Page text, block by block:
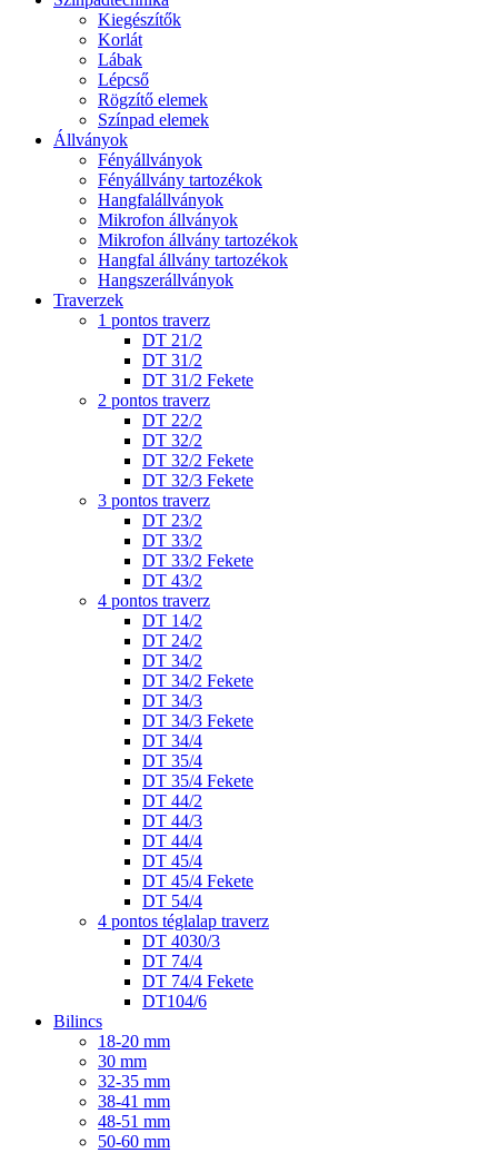
Kiegészítők
Korlát
Lábak
Lépcső
Rögzítő elemek
Színpad elemek
Állványok
Fényállványok
Fényállvány tartozékok
Hangfalállványok
Mikrofon állványok
Mikrofon állvány tartozékok
Hangfal állvány tartozékok
Hangszerállványok
Traverzek
1 pontos traverz
DT 21/2
DT 31/2
DT 31/2 Fekete
2 pontos traverz
DT 22/2
DT 32/2
DT 32/2 Fekete
DT 32/3 Fekete
3 pontos traverz
DT 23/2
DT 33/2
DT 33/2 Fekete
DT 43/2
4 pontos traverz
DT 14/2
DT 24/2
DT 34/2
DT 34/2 Fekete
DT 34/3
DT 34/3 Fekete
DT 34/4
DT 35/4
DT 35/4 Fekete
DT 44/2
DT 44/3
DT 44/4
DT 45/4
DT 45/4 Fekete
DT 54/4
4 pontos téglalap traverz
DT 4030/3
DT 74/4
DT 74/4 Fekete
DT104/6
Bilincs
18-20 mm
30 mm
32-35 mm
38-41 mm
48-51 mm
50-60 mm